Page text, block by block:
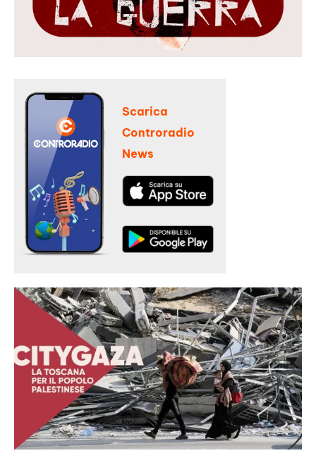
Scarica
Controradio
News